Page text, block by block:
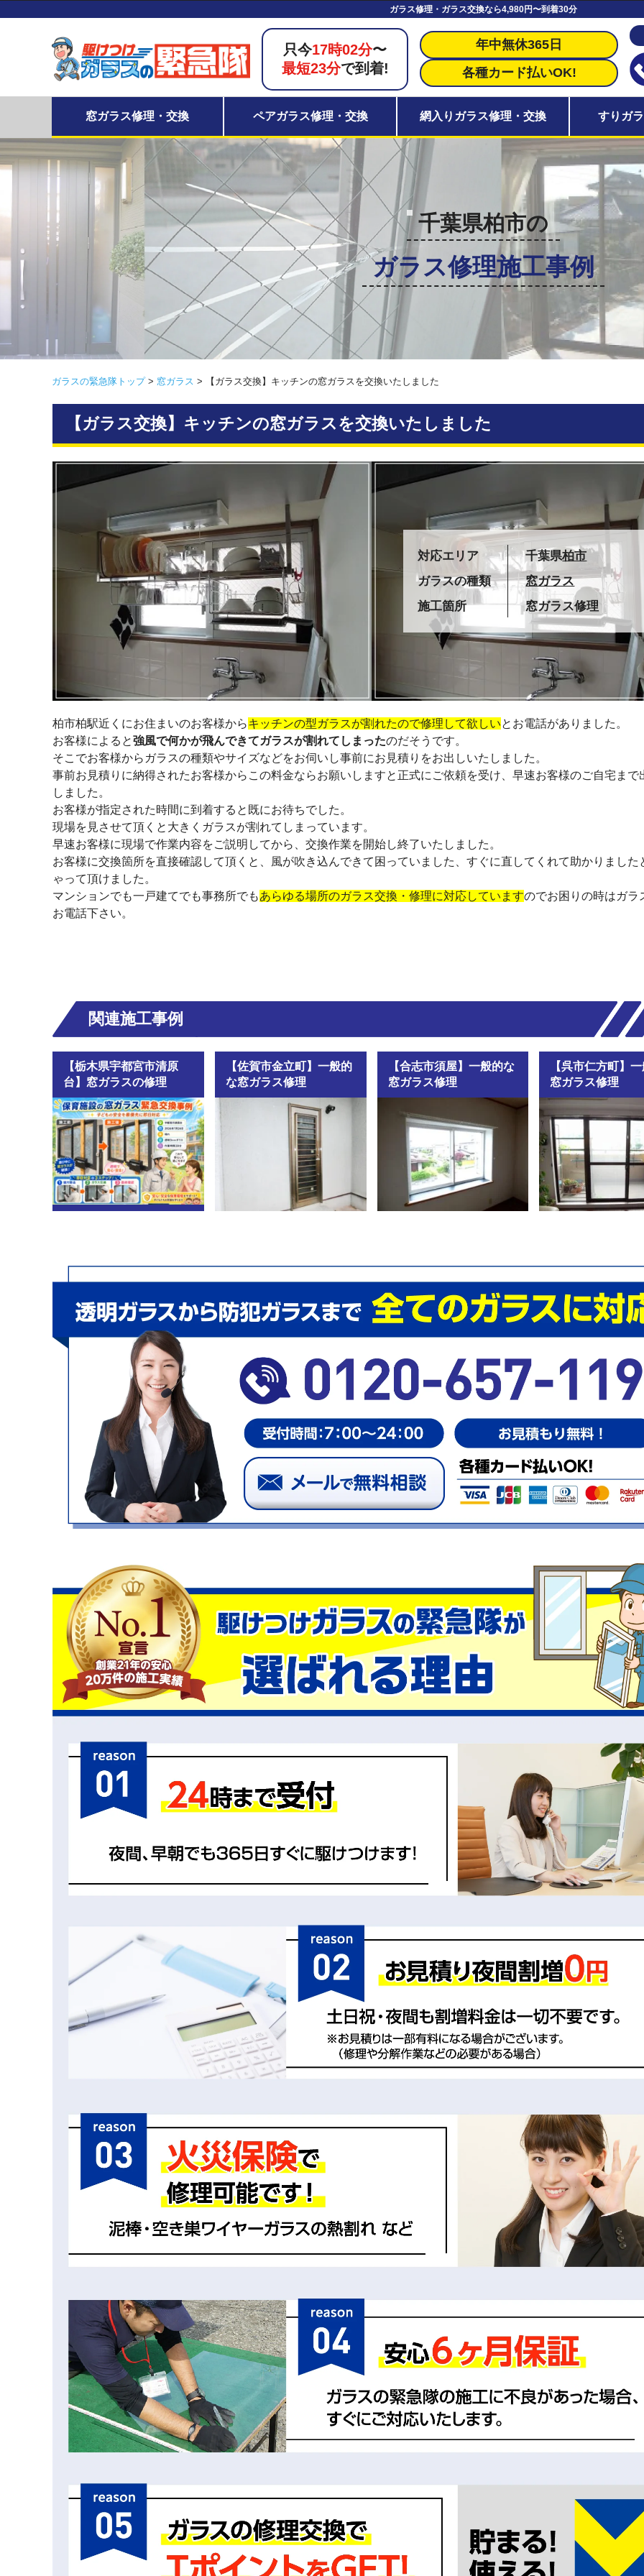
ガラス修理・ガラス交換なら4,980円〜到着30分
只今17時02分〜
最短23分で到着!
年中無休365日
各種カード払いOK!
窓ガラス修理・交換 ペアガラス修理・交換 網入りガラス修理・交換 すりガ
千葉県柏市の
ガラス修理施工事例
ガラスの緊急隊トップ> 窓ガラス > 【ガラス交換】キッチンの窓ガラスを交換いたしました
【ガラス交換】キッチンの窓ガラスを交換いたしました
対応エリア 千葉県柏市
ガラスの種類
窓ガラス
施工箇所
窓ガラス修理
柏市柏駅近くにお住まいのお客様からキッチンの型ガラスが割れたので修理して欲しいとお電話がありました。
お客様によると強風で何かが飛んできてガラスが割れてしまったのだそうです。
そこでお客様からガラスの種類やサイズなどをお伺いし事前にお見積りをお出しいたしました。
事前お見積りに納得されたお客様からこの料金ならお願いしますと正式にご依頼を受け、早速お客様のご自宅まで
しました。
お客様が指定された時間に到着すると既にお待ちでした。
現場を見させて頂くと大きくガラスが割れてしまっています。
早速お客様に現場で作業内容をご説明してから、交換作業を開始し終了いたしました。
お客様に交換箇所を直接確認して頂くと、風が吹き込んできて困っていました、すぐに直してくれて助かりました
ゃって頂けました。
マンションでも一戸建てでも事務所でもあらゆる場所のガラス交換・修理に対応していますのでお困りの時はガラ
お電話下さい。
関連施工事例
【栃木県宇都宮市清原
台】窓ガラスの修理
【佐賀市金立町】一般的
な窓ガラス修理
【合志市須屋】一般的な
窓ガラス修理
【呉市仁方町】
窓ガラス修理